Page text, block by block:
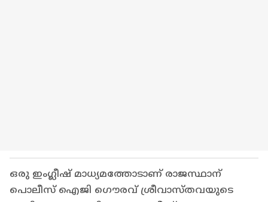
ഒരു ഇംഗ്ലീഷ് മാധ്യമത്തോടാണ് രാജസ്ഥാന്
പൊലീസ് ഐജി ഗൌരവ് ശ്രീവാസ്തവയുടെ